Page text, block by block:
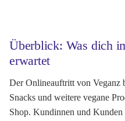
Überblick: Was dich
erwartet
Der Onlineauftritt von Veganz
Snacks und weitere vegane
Shop. Kundinnen und